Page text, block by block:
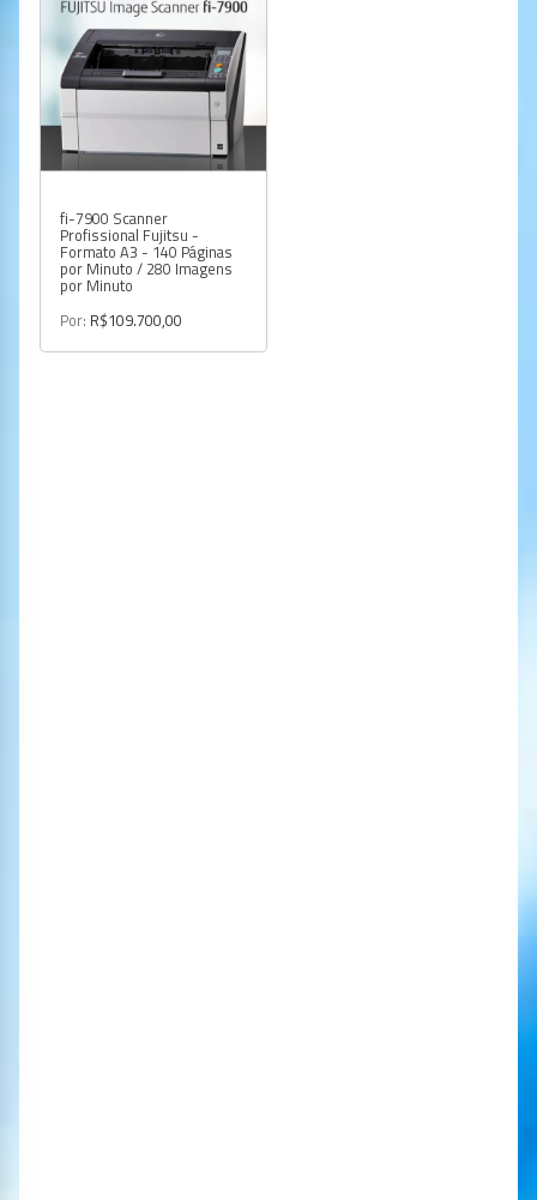
fi-7900 Scanner
Profissional Fujitsu -
Formato A3 - 140 Páginas
por Minuto / 280 Imagens
por Minuto
Por: R$109.700,00